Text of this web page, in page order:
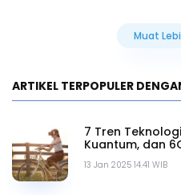
Muat
ARTIKEL TERPOPULER
13 Jan 2025 14.41 WIB
7 Tren
Kuantum, dan